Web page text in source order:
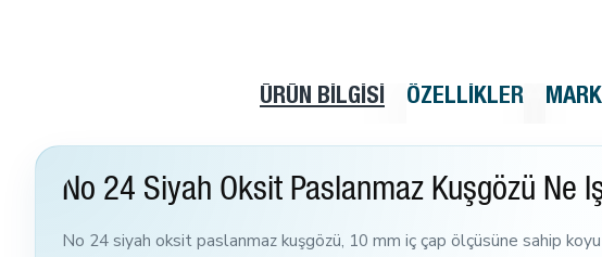
ÜRÜN BILGISI ÖZELLIKLER
No 24 Siyah Oksit Paslanmaz Kuşgözü Ne
No 24 siyah oksit paslanmaz kuşgözü, 10 mm iç çap ölçüsüne sahip